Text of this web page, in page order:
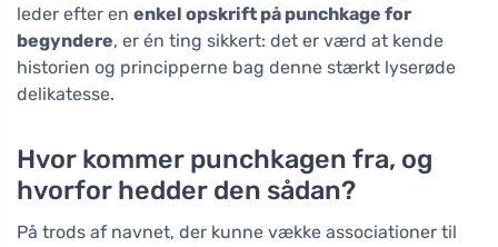
leder efter en enkel opskrift på punchkage for
begyndere, er én ting sikkert: det er værd at kende
historien og principperne bag denne stærkt lyserøde
delikatesse.
Hvor kommer punchkagen fra, og
hvorfor hedder den sådan?
På trods af navnet, der kunne vække associationer til